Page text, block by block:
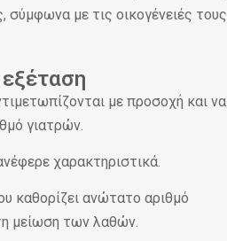
με τις οικογένειές τους
με προσοχή και να
γιατρών.
χαρακτηριστικά.
καθορίζει ανώτατο αριθμό
μείωση των λαθών.